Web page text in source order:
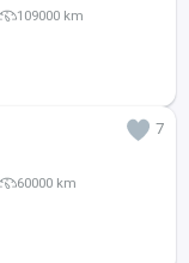
109000 km
7
60000 km